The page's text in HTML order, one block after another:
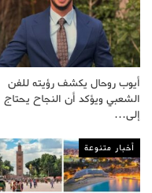
أيوب روحال يكشف رؤيته للفن
الشعبي ويؤكد أن النجاح يحتاج
إلى…
أخبار متنوعة